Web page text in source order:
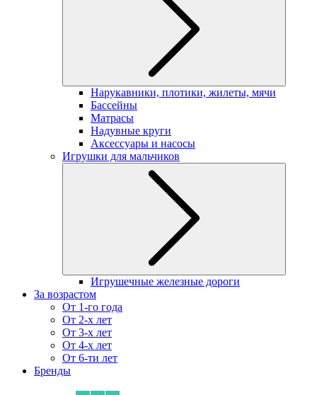
Нарукавники, плотики, жилеты, мячи
Бассейны
Матрасы
Надувные круги
Аксессуары и насосы
Игрушки для мальчиков
Игрушечные железные дороги
За возрастом
От 1-го года
От 2-х лет
От 3-х лет
От 4-х лет
От 6-ти лет
Бренды